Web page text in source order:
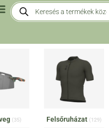
(35) Felsőruházat (129)